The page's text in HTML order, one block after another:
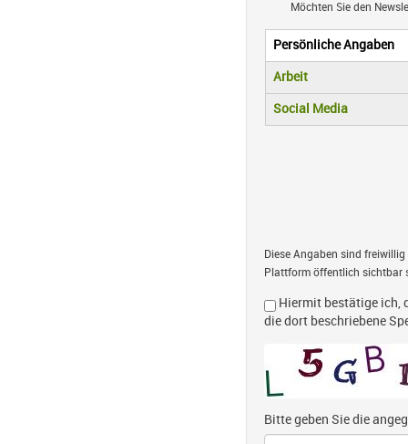
Möchten Sie den
Vertikale
Persönliche Angaben
(aktiver Reiter)
Arbeit
Social Media
Diese Angaben sind
Plattform öffentlich sichtbar
Hiermit bestätige ich,
die dort beschriebene
Bitte geben Sie die